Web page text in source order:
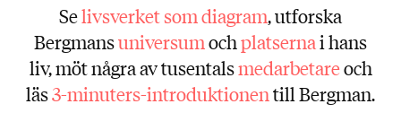
Selivsverket som diagram, utforska
Bergmansuniversumochplatsernai hans
liv, möt några av tusentalsmedarbetareoch
läs3-minuters-introduktionentill Bergman.